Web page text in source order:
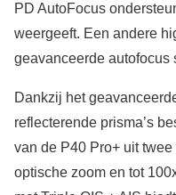
PD AutoFocus
weergeeft. Een andere
geavanceerde autofocus
Dankzij het
reflecterende prisma’s
van de P40 Pro+ uit
optische zoom en tot